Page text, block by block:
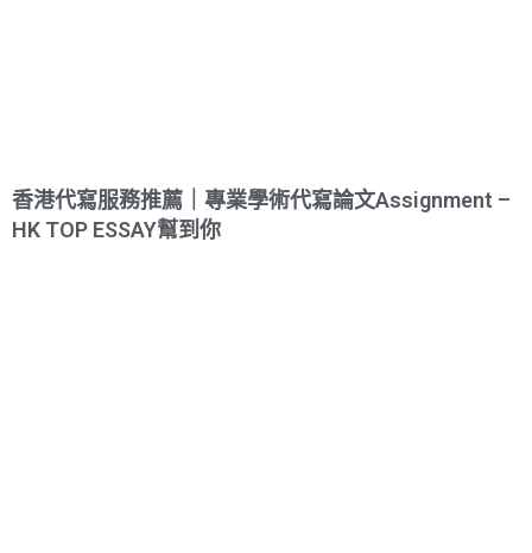
香港代寫服務推薦｜專業學術代寫論文Assignment –
HK TOP ESSAY幫到你